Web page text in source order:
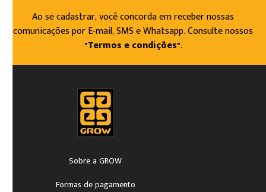
Ao se cadastrar, você concorda em receber nossas
comunicações por E-mail, SMS e Whatsapp. Consulte nossos
"Termos e condições".
Sobre a GROW
Formas de pagamento